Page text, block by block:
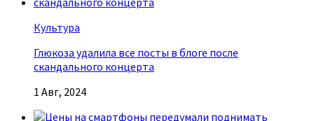
Культура
Глюкоза удалила все посты в блоге после
скандального концерта
1 Авг, 2024